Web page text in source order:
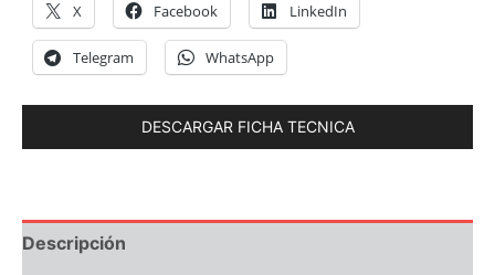
X Facebook LinkedIn
Telegram WhatsApp
DESCARGAR FICHA TECNICA
Descripción